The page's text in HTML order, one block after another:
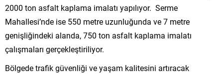
2000 ton asfalt kaplama imalatı yapılıyor. Serme
Mahallesi’nde ise 550 metre uzunluğunda ve 7 metre
genişliğindeki alanda, 750 ton asfalt kaplama imalatı
çalışmaları gerçekleştiriliyor.
Bölgede trafik güvenliği ve yaşam kalitesini artıracak